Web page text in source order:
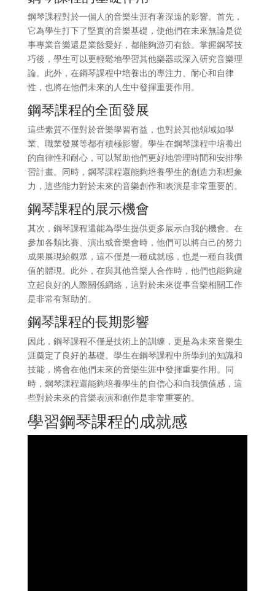
鋼琴課程對於一個人的音樂生涯有著深遠的影響。首先，
它為學生打下了堅實的音樂基礎，使他們在未來無論是從
事專業音樂還是業餘愛好，都能夠游刃有餘。掌握鋼琴技
巧後，學生可以更輕鬆地學習其他樂器或深入研究音樂理
論。此外，在鋼琴課程中培養出的專注力、耐心和自律
性，也將在他們未來的人生中發揮重要作用。
鋼琴課程的全面發展
這些素質不僅對於音樂學習有益，也對於其他領域如學
業、職業發展等都有積極影響。學生在鋼琴課程中培養出
的自律性和耐心，可以幫助他們更好地管理時間和安排學
習計畫。同時，鋼琴課程還能夠培養學生的創造力和想象
力，這些能力對於未來的音樂創作和表演是非常重要的。
鋼琴課程的展示機會
其次，鋼琴課程還能為學生提供更多展示自我的機會。在
參加各類比賽、演出或音樂會時，他們可以將自己的努力
成果展現給觀眾，這不僅是一種成就感，也是一種自我價
值的體現。此外，在與其他音樂人合作時，他們也能夠建
立起良好的人際關係網絡，這對於未來從事音樂相關工作
是非常有幫助的。
鋼琴課程的長期影響
因此，鋼琴課程不僅是技術上的訓練，更是為未來音樂生
涯奠定了良好的基礎。學生在鋼琴課程中所學到的知識和
技能，將會在他們未來的音樂生涯中發揮重要作用。同
時，鋼琴課程還能夠培養學生的自信心和自我價值感，這
些對於未來的音樂表演和創作是非常重要的。
學習鋼琴課程的成就感